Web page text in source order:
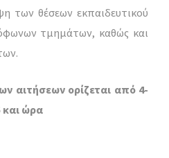
των θέσεων εκπαιδευτικού
τμημάτων, καθώς και
αιτήσεων ορίζεται από 4-
και ώρα